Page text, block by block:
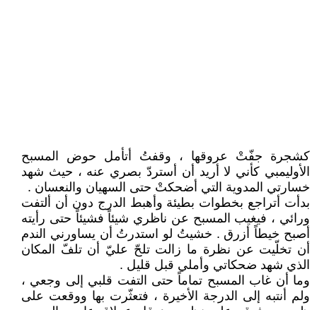
كشجرة جفّتْ عروقها ، وقفتُ أتأمل حوض المسبح
الأوليمبي كأني لا أريد أن أستردّ بصري عنه ، حيث شهد
خسارتي المدوية التي أضحكتْ حتى السهيان والنعسان .
بدأت أتراجع بخطوات بطيئة وأهبط الدرج دون أن ألتفت
ورائي ، فيغيب المسبح عن ناظري شيئاً فشيئاً حتى رأيته
أصبح خيطاً أزرق . خشيتُ لو استدرتُ أن يساورني الندم
أن تخلّيت عن نظرة ما زالت تلحّ عليّ أن تلفّ المكان
الذي شهد ضحكاتي وأملي قبل قليل .
وما أن غاب المسبح تماماً حتى التفت قلبي إلى وجعي ،
ولم أنتبه إلى الدرجة الأخيرة ، فتعثّرت بها ووقعت على